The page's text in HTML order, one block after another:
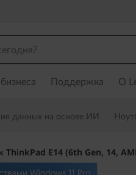
Поддержка О
данных на основе ИИ
ThinkPad E14 (6th Gen, 14,